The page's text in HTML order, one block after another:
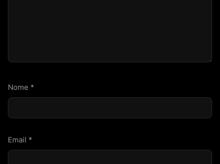
Nome *
Email *